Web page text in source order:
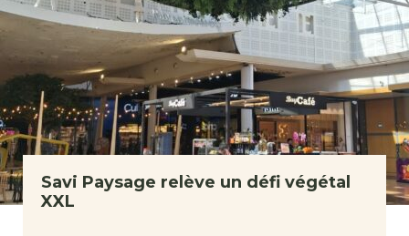
Savi Paysage relève un défi végétal
XXL